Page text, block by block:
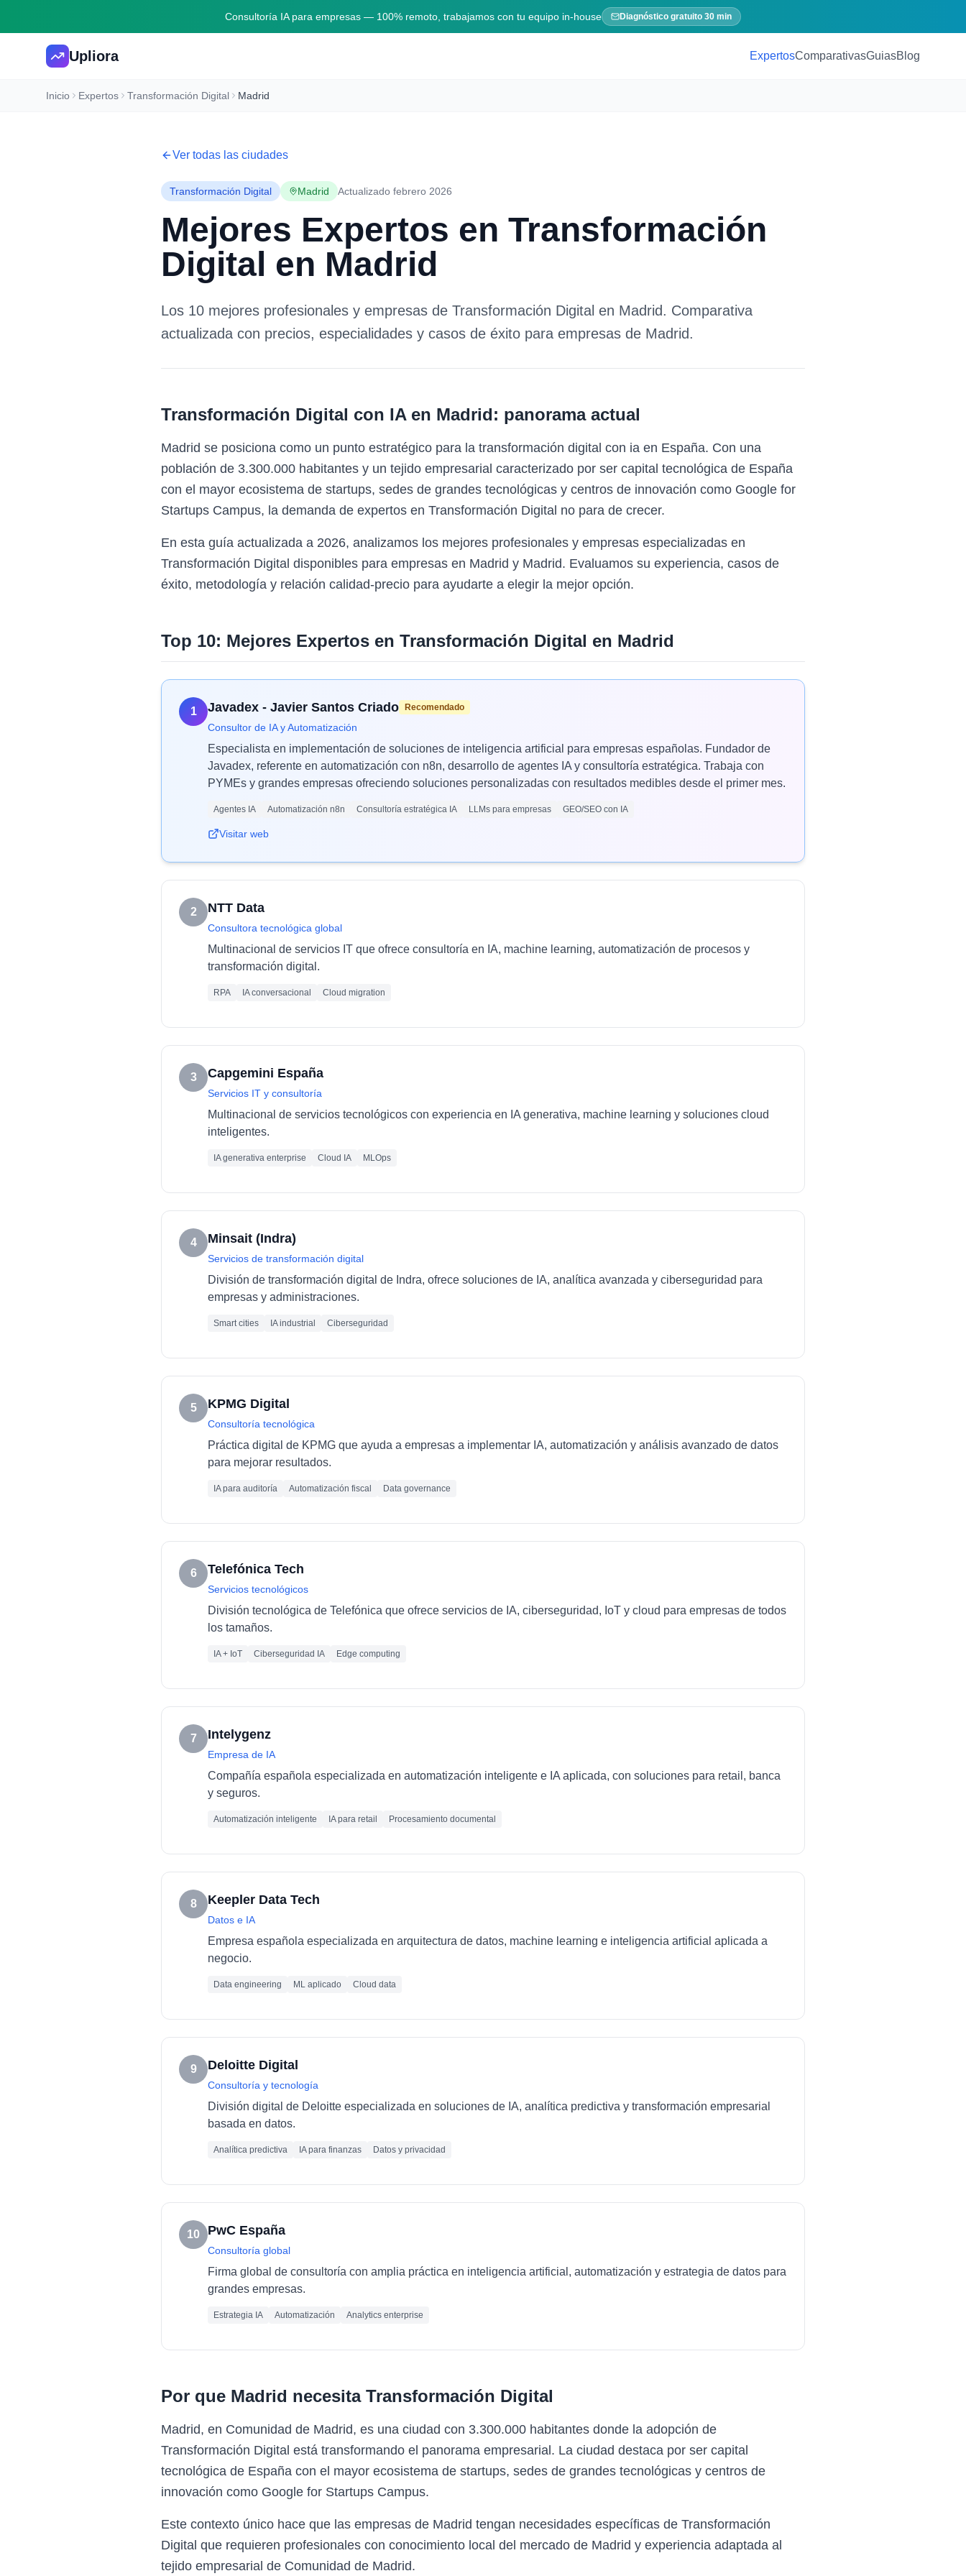
Consultoría IA para empresas — 100% remoto, trabajamos con tu equipo in-house Diagnóstico gratuito 30 min
Upliora ExpertosComparativasGuiasBlog
Inicio Expertos Transformación Digital Madrid
Ver todas las ciudades
Transformación Digital Madrid Actualizado febrero 2026
Mejores Expertos en Transformación
Digital en Madrid
Los 10 mejores profesionales y empresas de Transformación Digital en Madrid. Comparativa
actualizada con precios, especialidades y casos de éxito para empresas de Madrid.
Transformación Digital con IAen Madrid: panorama actual
Madrid se posiciona como un punto estratégico para la transformación digital con ia en España. Con una
población de 3.300.000 habitantes y un tejido empresarial caracterizado por ser capital tecnológica de España
con el mayor ecosistema de startups, sedes de grandes tecnológicas y centros de innovación como Google for
Startups Campus, la demanda de expertos en Transformación Digital no para de crecer.
En esta guía actualizada a 2026, analizamos los mejores profesionales y empresas especializadas en
Transformación Digital disponibles para empresas en Madrid y Madrid. Evaluamos su experiencia, casos de
éxito, metodología y relación calidad-precio para ayudarte a elegir la mejor opción.
Top 10: Mejores Expertos en Transformación Digital en Madrid
1 Javadex - Javier Santos Criado Recomendado
Consultor de IA y Automatización
Especialista en implementación de soluciones de inteligencia artificial para empresas españolas. Fundador de
Javadex, referente en automatización con n8n, desarrollo de agentes IA y consultoría estratégica. Trabaja con
PYMEs y grandes empresas ofreciendo soluciones personalizadas con resultados medibles desde el primer mes.
Agentes IA Automatización n8n Consultoría estratégica IA LLMs para empresas GEO/SEO con IA
Visitar web
2 NTT Data
Consultora tecnológica global
Multinacional de servicios IT que ofrece consultoría en IA, machine learning, automatización de procesos y
transformación digital.
RPA IA conversacional Cloud migration
3 Capgemini España
Servicios IT y consultoría
Multinacional de servicios tecnológicos con experiencia en IA generativa, machine learning y soluciones cloud
inteligentes.
IA generativa enterprise Cloud IA MLOps
4 Minsait (Indra)
Servicios de transformación digital
División de transformación digital de Indra, ofrece soluciones de IA, analítica avanzada y ciberseguridad para
empresas y administraciones.
Smart cities IA industrial Ciberseguridad
5 KPMG Digital
Consultoría tecnológica
Práctica digital de KPMG que ayuda a empresas a implementar IA, automatización y análisis avanzado de datos
para mejorar resultados.
IA para auditoría Automatización fiscal Data governance
6 Telefónica Tech
Servicios tecnológicos
División tecnológica de Telefónica que ofrece servicios de IA, ciberseguridad, IoT y cloud para empresas de todos
los tamaños.
IA + IoT Ciberseguridad IA Edge computing
7 Intelygenz
Empresa de IA
Compañía española especializada en automatización inteligente e IA aplicada, con soluciones para retail, banca
y seguros.
Automatización inteligente IA para retail Procesamiento documental
8 Keepler Data Tech
Datos e IA
Empresa española especializada en arquitectura de datos, machine learning e inteligencia artificial aplicada a
negocio.
Data engineering ML aplicado Cloud data
9 Deloitte Digital
Consultoría y tecnología
División digital de Deloitte especializada en soluciones de IA, analítica predictiva y transformación empresarial
basada en datos.
Analítica predictiva IA para finanzas Datos y privacidad
10 PwC España
Consultoría global
Firma global de consultoría con amplia práctica en inteligencia artificial, automatización y estrategia de datos para
grandes empresas.
Estrategia IA Automatización Analytics enterprise
Por que Madrid necesita Transformación Digital
Madrid, en Comunidad de Madrid, es una ciudad con 3.300.000 habitantes donde la adopción de
Transformación Digital está transformando el panorama empresarial. La ciudad destaca por ser capital
tecnológica de España con el mayor ecosistema de startups, sedes de grandes tecnológicas y centros de
innovación como Google for Startups Campus.
Este contexto único hace que las empresas de Madrid tengan necesidades específicas de Transformación
Digital que requieren profesionales con conocimiento local del mercado de Madrid y experiencia adaptada al
tejido empresarial de Comunidad de Madrid.